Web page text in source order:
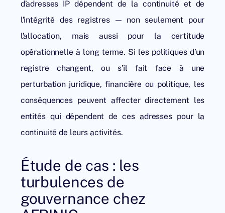
d’adresses IP dépendent de la continuité et de
l’intégrité des registres — non seulement pour
l’allocation, mais aussi pour la certitude
opérationnelle à long terme. Si les politiques d’un
registre changent, ou s’il fait face à une
perturbation juridique, financière ou politique, les
conséquences peuvent affecter directement les
entités qui dépendent de ces adresses pour la
continuité de leurs activités.
Étude de cas : les
turbulences de
gouvernance chez